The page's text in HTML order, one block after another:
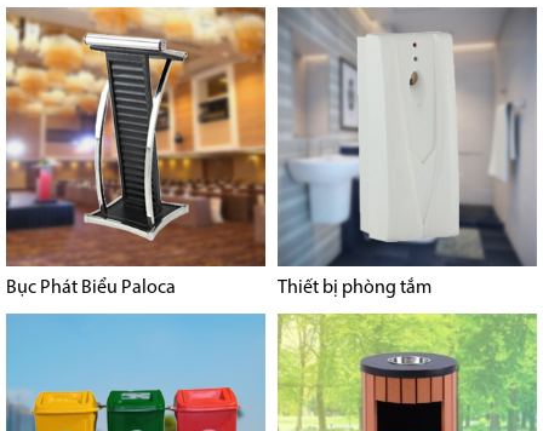
Bục Phát Biểu Paloca Thiết bị phòng tắm